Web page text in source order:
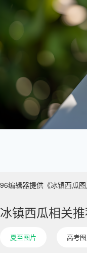
96编辑器提供《冰镇西瓜
冰镇西瓜相关
夏至图片 高考